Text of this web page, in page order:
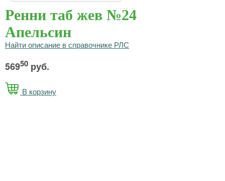
Ренни таб жев №24
Апельсин
Найти описание в справочнике РЛС
56950 руб.
В корзину